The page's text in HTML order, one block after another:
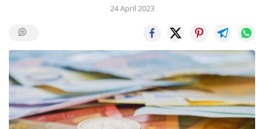
24 April 2023